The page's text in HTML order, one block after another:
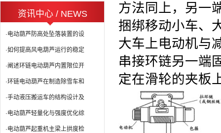
资讯中心 / NEWS
·电动葫芦防高处坠落装置的设
·如何提高风电葫芦运行的稳定
·阐述环链电动葫芦内置限位开
·环链电动葫芦在制造除雪车和
·手动液压搬运车的结构设计及
·电动葫芦轻量化与强度优化综
·电动葫芦起重机主梁上拱度检
方法同上，另一
捆绑移动小车、
大车上电动机与
串接环链另一端
定在滑轮的夹板